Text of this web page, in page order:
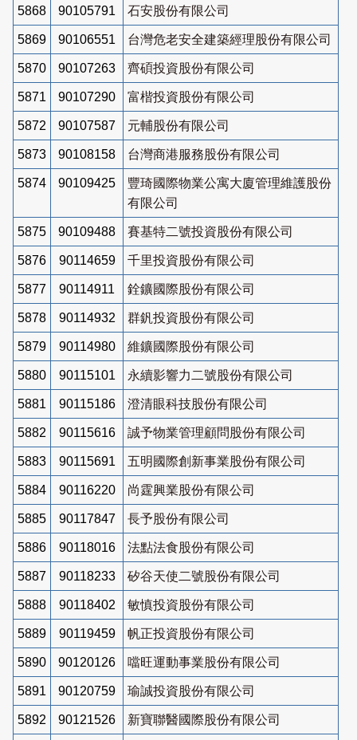
5868 90105791 石安股份有限公司
5869 90106551 台灣危老安全建築經理股份有限公司
5870 90107263 齊碩投資股份有限公司
5871 90107290 富楷投資股份有限公司
5872 90107587 元輔股份有限公司
5873 90108158 台灣商港服務股份有限公司
5874 90109425
豐琦國際物業公寓大廈管理維護股份
有限公司
5875 90109488 賽基特二號投資股份有限公司
5876 90114659 千里投資股份有限公司
5877 90114911 銓鑛國際股份有限公司
5878 90114932 群釩投資股份有限公司
5879 90114980 維鑛國際股份有限公司
5880 90115101 永續影響力二號股份有限公司
5881 90115186 澄清眼科技股份有限公司
5882 90115616 誠予物業管理顧問股份有限公司
5883 90115691 五明國際創新事業股份有限公司
5884 90116220 尚霆興業股份有限公司
5885 90117847 長予股份有限公司
5886 90118016 法點法食股份有限公司
5887 90118233 矽谷天使二號股份有限公司
5888 90118402 敏慎投資股份有限公司
5889 90119459 帆正投資股份有限公司
5890 90120126 噹旺運動事業股份有限公司
5891 90120759 瑜誠投資股份有限公司
5892 90121526 新寶聯醫國際股份有限公司